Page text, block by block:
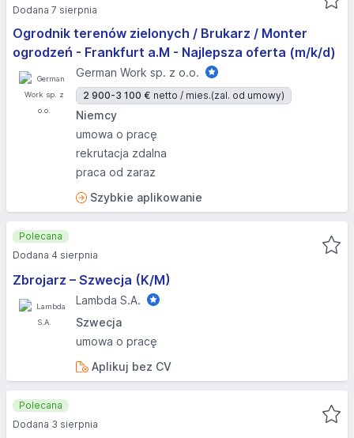
Ogrodnik terenów zielonych / Brukarz / Monter
ogrodzeń - Frankfurt a.M - Najlepsza oferta (m/k/d)
German Work sp. z o.o.
2 900-3 100 € netto / mies.(zal. od umowy)
Niemcy
umowa o pracę
rekrutacja zdalna
praca od zaraz
Szybkie aplikowanie
Dodana 7 sierpnia
Zbrojarz – Szwecja (K/M)
Lambda S.A.
Szwecja
umowa o pracę
Aplikuj bez CV
Polecana
Dodana 4 sierpnia
Polecana
Dodana 3 sierpnia